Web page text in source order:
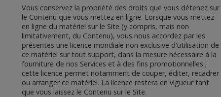
Vous conservez la propriété des droits que vous détenez sur
le Contenu que vous mettez en ligne. Lorsque vous mettez
en ligne du matériel sur le Site (y compris, mais non
limitativement, du Contenu), vous nous accordez par les
présentes une licence mondiale non exclusive d'utilisation de
ce matériel sur tout support, dans la mesure nécessaire à la
fourniture de nos Services et à des fins promotionnelles ;
cette licence permet notamment de couper, éditer, recadrer
ou arranger ce matériel. La licence restera en vigueur tant
que vous laissez le Contenu sur le Site.